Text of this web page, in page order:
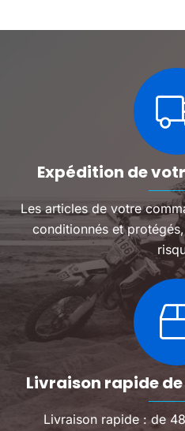
Expédition de
Les articles de votre
conditionnés et
Livraison rapide
Livraison rapide : de